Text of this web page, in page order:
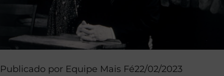
Publicado por Equipe Mais Fé22/02/2023